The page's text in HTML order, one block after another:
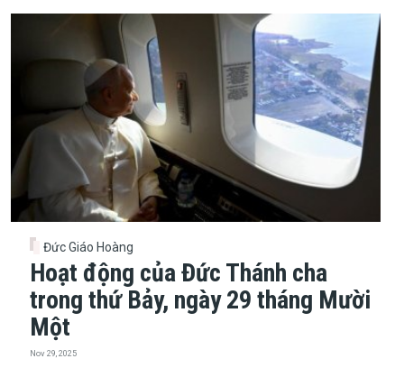
Đức Giáo Hoàng
Hoạt động của Đức Thánh cha
trong thứ Bảy, ngày 29 tháng Mười
Một
Nov 29, 2025